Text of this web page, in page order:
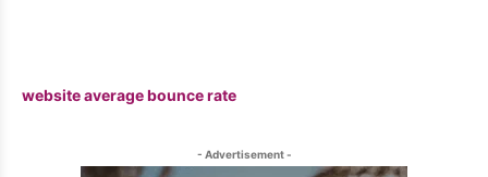
website average bounce rate
- Advertisement -